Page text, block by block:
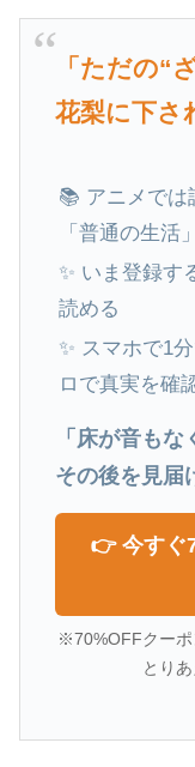
「ただの“
花梨に下さ
📚 アニメでは
「普通の生活
✨ いま登録す
読める
✨ スマホで1
ロで真実を確
「床が音も
その後を見届
👉 今すぐ
※70%OFFクーポ
とり